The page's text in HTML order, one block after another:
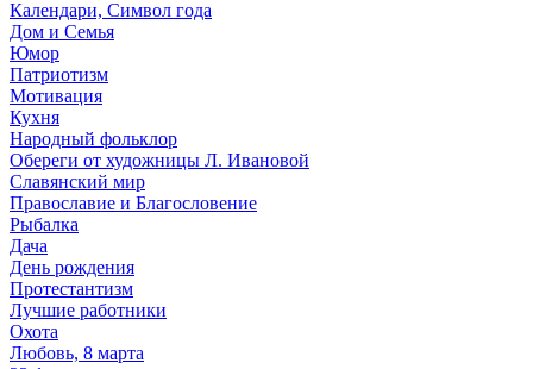
Календари, Символ года
Дом и Семья
Юмор
Патриотизм
Мотивация
Кухня
Народный фольклор
Обереги от художницы Л. Ивановой
Славянский мир
Православие и Благословение
Рыбалка
Дача
День рождения
Протестантизм
Лучшие работники
Охота
Любовь, 8 марта